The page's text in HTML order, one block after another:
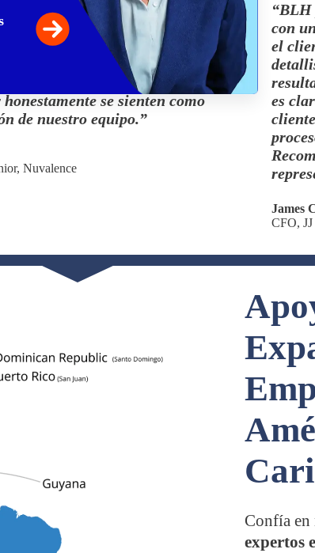
experiencia, profesionalismo y, lo
su paciencia(!) han sido
nuestro éxito. Son muy receptivos
los necesitamos, nos mantienen
y al día con cualquier presentación
se sienten como
de nuestro equipo.”
Nuvalence
“BLH
con
el
es
James
CFO, JJ
Confía en
expertos